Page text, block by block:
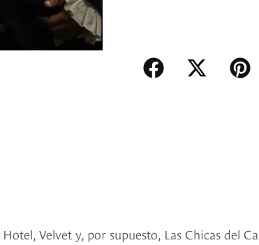
Velvet y, por supuesto, Las Chicas del